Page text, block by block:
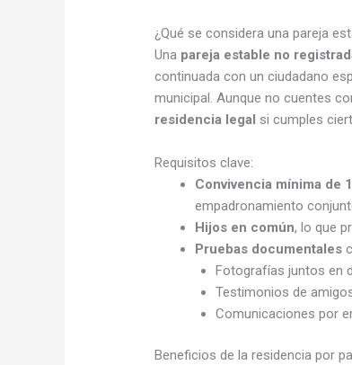
¿Qué se considera una pareja
Una pareja estable no
continuada con un ciudadano
municipal. Aunque no cuentes
residencia legal si cumples
Requisitos clave:
Convivencia mínima de
empadronamiento
Hijos en común, lo que
Pruebas documentales
Fotografías juntos en
Testimonios de
Comunicaciones por
Beneficios de la residencia por